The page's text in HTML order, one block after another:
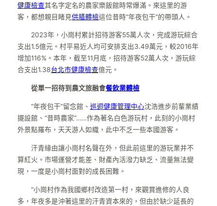
健康檢查其名字定名的農家樂飯館時常爆滿。來這里的游
客，都想親目睹見供膳體檢這位昔時“年夜包干”的帶頭人。
2023年，小崗村累計招待游客55萬人次，完成游玩綜合
支出1.5億元。村平易近人均可安排支出3.49萬元，較2016年
增加116%。本年，截至11月底，招待游客52萬人次，游玩綜
合支出1.38台北巿健康檢查億元。
從單一招待到農文旅融會餐飲業體檢
“年夜包干”留念館、 巡迴健康管理中心沈浩進步前輩業績
擺設館、“昔時農家”……作為著名白色游玩村，此刻的小崗村
外景點羅布，天天游人如織，此中不乏一些本國游客。
汗青緣由讓小崗村名聲在外，但此前這里的游玩業并不
算紅火。市場運營才能差、財產內活潑力缺乏、流量無法變
現，一度是小崗村面對的成長困難。
“小崗村作為我國鄉村改造第一村，來觀賞進修的人良
多，年夜多是沖著這里的汗青資本來的，但由於缺少延長的